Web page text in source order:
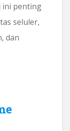
ini penting
seluler,
dan